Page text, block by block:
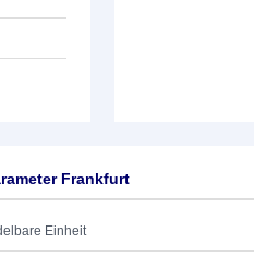
Frankfurt
Einheit